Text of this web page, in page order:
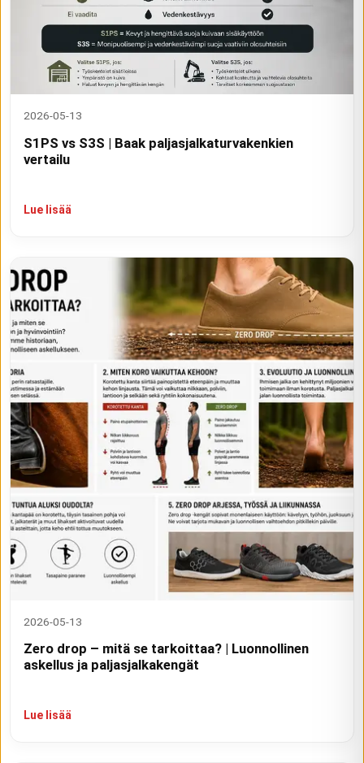
2026-05-13
S1PS vs S3S | Baak paljasjalkaturvakenkien
vertailu
Lue lisää
2026-05-13
Zero drop – mitä se tarkoittaa? | Luonnollinen
askellus ja paljasjalkakengät
Lue lisää